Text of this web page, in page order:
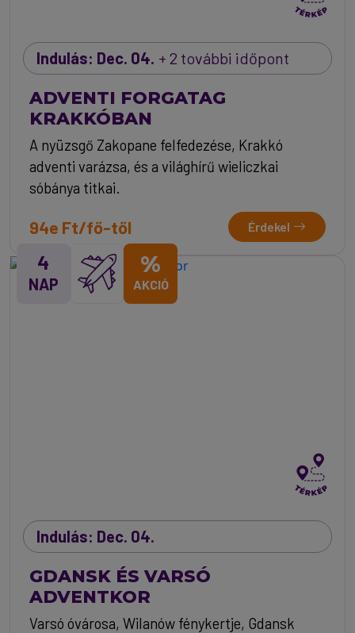
Indulás: Dec. 04. + 2 további időpont
ADVENTI FORGATAG
KRAKKÓBAN
A nyüzsgő Zakopane felfedezése, Krakkó
adventi varázsa, és a világhírű wieliczkai
sóbánya titkai.
94e Ft/fő-től Érdekel
4
NAP
%
AKCIÓ
Indulás: Dec. 04.
GDANSK ÉS VARSÓ
ADVENTKOR
Varsó óvárosa, Wilanów fénykertje, Gdansk